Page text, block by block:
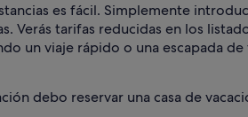
es fácil. Simplemente
Verás tarifas reducidas en los
un viaje rápido o una escapada
debo reservar una casa de